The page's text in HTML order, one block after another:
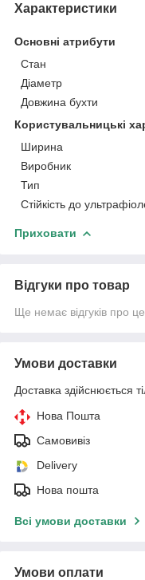
Характеристики
Основні атрибути
Стан
Діаметр
Довжина бухти
Користувальницькі
Ширина
Виробник
Тип
Стійкість до
Приховати
Відгуки про товар
Ще немає відгуків про
Умови доставки
Доставка здійснюється
Нова Пошта
Самовивіз
Delivery
Нова пошта
Всі умови доставки
Умови оплати